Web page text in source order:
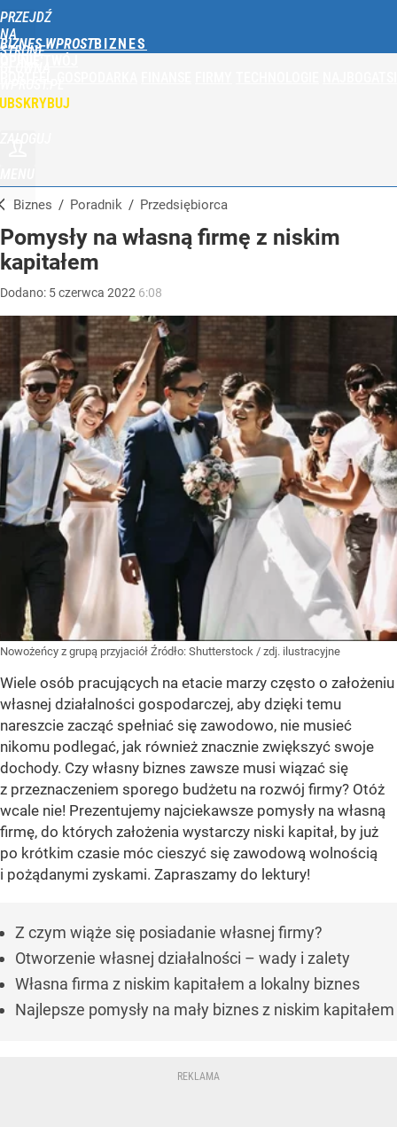
PRZEJDŹ
NA
STRONĘ
BIZNES WPROST
Biznes / Poradnik / Przedsiębiorca
Pomysły na własną firmę z niskim
kapitałem
Dodano: 5czerwca 2022 6:08
Nowożeńcy z grupą przyjaciół Źródło: Shutterstock / zdj. ilustracyjne
Wiele osób pracujących na etacie marzy często o założeniu
własnej działalności gospodarczej, aby dzięki temu
nareszcie zacząć spełniać się zawodowo, nie musieć
nikomu podlegać, jak również znacznie zwiększyć swoje
dochody. Czy własny biznes zawsze musi wiązać się
z przeznaczeniem sporego budżetu na rozwój firmy? Otóż
wcale nie! Prezentujemy najciekawsze pomysły na własną
firmę, do których założenia wystarczy niski kapitał, by już
po krótkim czasie móc cieszyć się zawodową wolnością
i pożądanymi zyskami. Zapraszamy do lektury!
Z czym wiąże się posiadanie własnej firmy?
Otworzenie własnej działalności – wady i zalety
Własna firma z niskim kapitałem a lokalny biznes
Najlepsze pomysły na mały biznes z niskim kapitałem